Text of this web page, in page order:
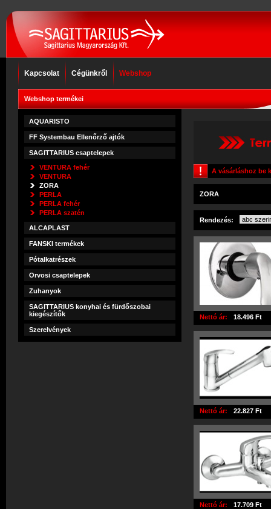
Kapcsolat Cégünkről Webshop
Webshop termékei
AQUARISTO
FF Systembau Ellenőrző ajtók
SAGITTARIUS csaptelepek
VENTURA fehér
VENTURA
ZORA
PERLA
PERLA fehér
PERLA szatén
ALCAPLAST
FANSKI termékek
Pótalkatrészek
Orvosi csaptelepek
Zuhanyok
SAGITTARIUS konyhai és fürdőszobai
kiegészítők
Szerelvények
A vásárláshoz be
ZORA
Rendezés:
Nettó ár: 18.496 Ft
Nettó ár: 22.827 Ft
Nettó ár: 17.709 Ft